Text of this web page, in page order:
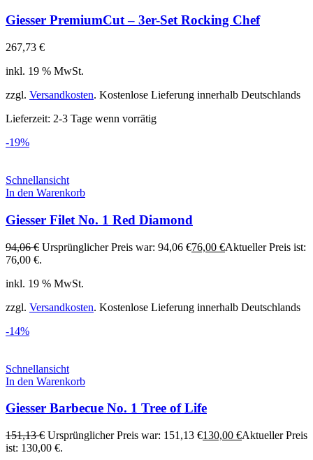
Giesser PremiumCut – 3er-Set Rocking Chef
267,73 €
inkl. 19 % MwSt.
zzgl. Versandkosten. Kostenlose Lieferung innerhalb Deutschlands
Lieferzeit: 2-3 Tage wenn vorrätig
-19%
Schnellansicht
In den Warenkorb
Giesser Filet No. 1 Red Diamond
94,06€ Ursprünglicher Preis war: 94,06 €76,00 €Aktueller Preis ist:
76,00 €.
inkl. 19 % MwSt.
zzgl. Versandkosten. Kostenlose Lieferung innerhalb Deutschlands
-14%
Schnellansicht
In den Warenkorb
Giesser Barbecue No. 1 Tree of Life
151,13€ Ursprünglicher Preis war: 151,13 €130,00 €Aktueller Preis
ist: 130,00 €.